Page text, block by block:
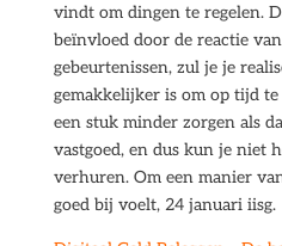
vindt om dingen te regelen.
beïnvloed door de reactie
gebeurtenissen, zul je je
gemakkelijker is om op tijd
een stuk minder zorgen als
vastgoed, en dus kun je niet
verhuren. Om een manier
goed bij voelt, 24 januari iisg.